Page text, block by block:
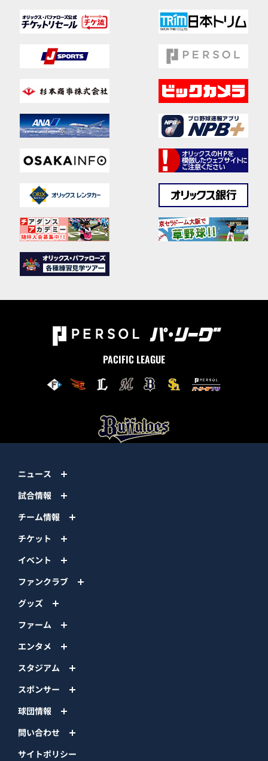
PACIFIC LEAGUE
ニュース
試合情報
チーム情報
チケット
イベント
ファンクラブ
グッズ
ファーム
エンタメ
スタジアム
スポンサー
球団情報
問い合わせ
サイトポリシー